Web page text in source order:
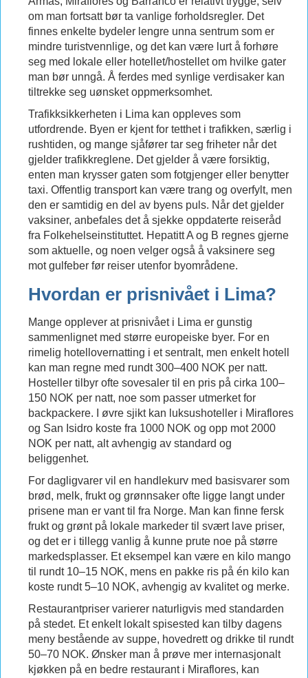
om man fortsatt bør ta vanlige forholdsregler. Det
finnes enkelte bydeler lengre unna sentrum som er
mindre turistvennlige, og det kan være lurt å forhøre
seg med lokale eller hotellet/hostellet om hvilke gater
man bør unngå. Å ferdes med synlige verdisaker kan
tiltrekke seg uønsket oppmerksomhet.
Trafikksikkerheten i Lima kan oppleves som
utfordrende. Byen er kjent for tetthet i trafikken, særlig i
rushtiden, og mange sjåfører tar seg friheter når det
gjelder trafikkreglene. Det gjelder å være forsiktig,
enten man krysser gaten som fotgjenger eller benytter
taxi. Offentlig transport kan være trang og overfylt, men
den er samtidig en del av byens puls. Når det gjelder
vaksiner, anbefales det å sjekke oppdaterte reiseråd
fra Folkehelseinstituttet. Hepatitt A og B regnes gjerne
som aktuelle, og noen velger også å vaksinere seg
mot gulfeber før reiser utenfor byområdene.
Hvordan er prisnivået i Lima?
Mange opplever at prisnivået i Lima er gunstig
sammenlignet med større europeiske byer. For en
rimelig hotellovernatting i et sentralt, men enkelt hotell
kan man regne med rundt 300–400 NOK per natt.
Hosteller tilbyr ofte sovesaler til en pris på cirka 100–
150 NOK per natt, noe som passer utmerket for
backpackere. I øvre sjikt kan luksushoteller i Miraflores
og San Isidro koste fra 1000 NOK og opp mot 2000
NOK per natt, alt avhengig av standard og
beliggenhet.
For dagligvarer vil en handlekurv med basisvarer som
brød, melk, frukt og grønnsaker ofte ligge langt under
prisene man er vant til fra Norge. Man kan finne fersk
frukt og grønt på lokale markeder til svært lave priser,
og det er i tillegg vanlig å kunne prute noe på større
markedsplasser. Et eksempel kan være en kilo mango
til rundt 10–15 NOK, mens en pakke ris på én kilo kan
koste rundt 5–10 NOK, avhengig av kvalitet og merke.
Restaurantpriser varierer naturligvis med standarden
på stedet. Et enkelt lokalt spisested kan tilby dagens
meny bestående av suppe, hovedrett og drikke til rundt
50–70 NOK. Ønsker man å prøve mer internasjonalt
kjøkken på en bedre restaurant i Miraflores, kan